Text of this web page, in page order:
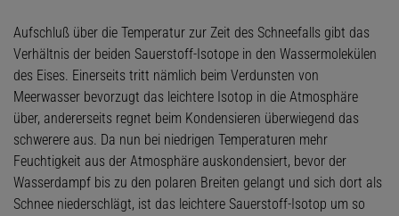
Aufschluß über die Temperatur zur Zeit des Schneefalls gibt das
Verhältnis der beiden Sauerstoff-Isotope in den Wassermolekülen
des Eises. Einerseits tritt nämlich beim Verdunsten von
Meerwasser bevorzugt das leichtere Isotop in die Atmosphäre
über, andererseits regnet beim Kondensieren überwiegend das
schwerere aus. Da nun bei niedrigen Temperaturen mehr
Feuchtigkeit aus der Atmosphäre auskondensiert, bevor der
Wasserdampf bis zu den polaren Breiten gelangt und sich dort als
Schnee niederschlägt, ist das leichtere Sauerstoff-Isotop um so